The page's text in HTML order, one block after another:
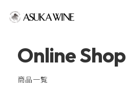
Online Shop
商品一覧